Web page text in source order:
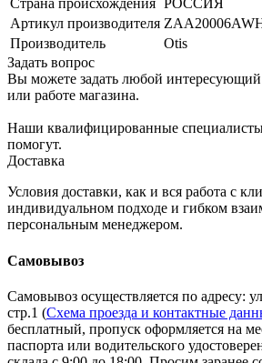
Страна происхождения
РОССИЯ
Артикул производителя
Производитель
Otis
Задать вопрос
Вы можете задать любой интересующий
или работе магазина.
Наши квалифицированные специалисты
помогут.
Доставка
Условия доставки, как и вся работа с
индивидуальном подходе и гибком
персональным менеджером.
Самовывоз
Самовывоз осуществляется по адресу:
стр.1 (Схема проезда и контактные
бесплатный, пропуск оформляется на
паспорта или водительского